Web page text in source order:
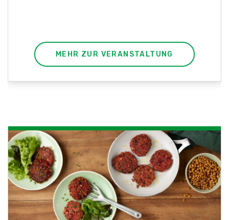
MEHR ZUR VERANSTALTUNG